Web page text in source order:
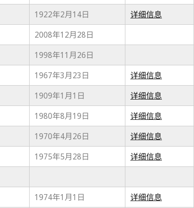
1922年2月14日
详细信息
2008年12月28日
1998年11月26日
1967年3月23日
详细信息
1909年1月1日
详细信息
1980年8月19日
详细信息
1970年4月26日
详细信息
1975年5月28日
详细信息
1974年1月1日 详细信息